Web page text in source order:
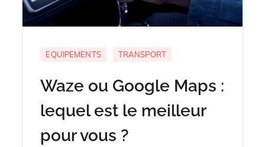
EQUIPEMENTS TRANSPORT
Waze ou Google Maps :
lequel est le meilleur
pour vous ?